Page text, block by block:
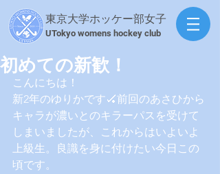
東京大学ホッケー部女子
​UTokyo womens hockey club
初めての新歓！
こんにちは！
新2年のゆりかです🏑前回のあさひから
キャラが濃いとのキラーパスを受けて
しまいましたが、これからはいよいよ
上級生。良識を身に付けたい今日この
頃です。